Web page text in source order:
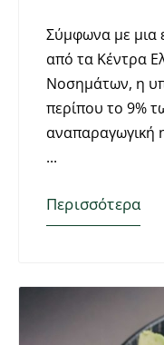
Σύμφωνα με μια
από τα Κέντρα
Νοσημάτων, η
περίπου το 9%
αναπαραγωγική
Περισσότερα